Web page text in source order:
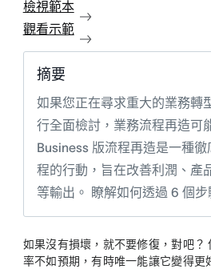
檢視範本
觀看示範
摘要
如果您正在尋求重大的業務轉
行全面檢討，業務流程再造可
Business 版流程再造是一種
程的行動，旨在改善利潤、產
等輸出。 瞭解如何透過 6 個步
如果沒有損壞，就不要修復，對吧？
率不如預期，有時唯一能讓它變得更